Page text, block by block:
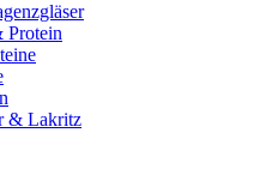
Protein
& Lakritz